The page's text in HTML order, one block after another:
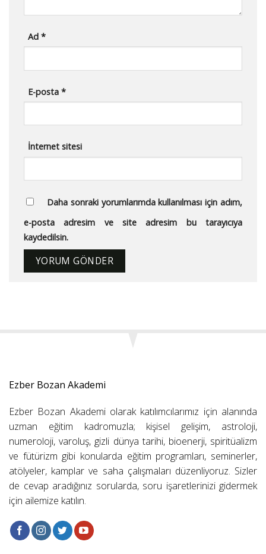
Ad*
E-posta*
İnternet sitesi
Daha sonraki yorumlarımda kullanılması için adım,
e-posta adresim ve site adresim bu tarayıcıya
kaydedilsin.
Ezber Bozan Akademi
Ezber Bozan Akademi olarak katılımcılarımız için alanında
uzman eğitim kadromuzla; kişisel gelişim, astroloji,
numeroloji, varoluş, gizli dünya tarihi, bioenerji, spiritüalizm
ve fütürizm gibi konularda eğitim programları, seminerler,
atölyeler, kamplar ve saha çalışmaları düzenliyoruz. Sizler
de cevap aradığınız sorularda, soru işaretlerinizi gidermek
için ailemize katılın.